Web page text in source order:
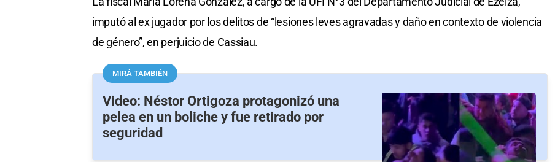
imputó al ex jugador por los delitos de “lesiones leves agravadas y daño en contexto de violencia
de género”, en perjuicio de Cassiau.
MIRÁ TAMBIÉN
Video: Néstor Ortigoza protagonizó una
pelea en un boliche y fue retirado por
seguridad